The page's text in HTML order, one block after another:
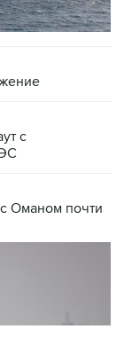
с
Оманом почти